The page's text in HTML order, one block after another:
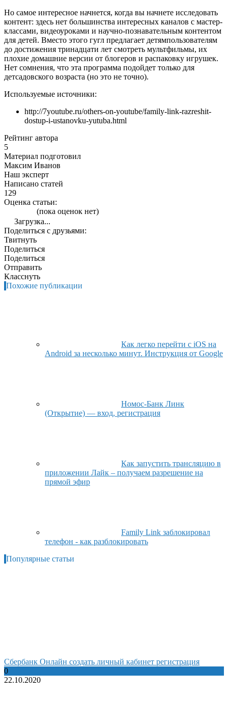
Но самое интересное начнется, когда вы начнете исследовать
контент: здесь нет большинства интересных каналов с мастер-
классами, видеоуроками и научно-познавательным контентом
для детей. Вместо этого гугл предлагает детямпользователям
до достижения тринадцати лет смотреть мультфильмы, их
плохие домашние версии от блогеров и распаковку игрушек.
Нет сомнения, что эта программа подойдет только для
детсадовского возраста (но это не точно).
Используемые источники:
http://7youtube.ru/others-on-youtube/family-link-razreshit-
dostup-i-ustanovku-yutuba.html
Рейтинг автора
5
Материал подготовил
Максим Иванов
Наш эксперт
Написано статей
129
Оценка статьи:
(пока оценок нет)
Загрузка...
Поделиться с друзьями:
Твитнуть
Поделиться
Поделиться
Отправить
Класснуть
Похожие публикации
Как легко перейти с iOS на
Android за несколько минут. Инструкция от Google
Номос-Банк Линк
(Открытие) — вход, регистрация
Как запустить трансляцию в
приложении Лайк – получаем разрешение на
прямой эфир
Family Link заблокировал
телефон - как разблокировать
Популярные статьи
Сбербанк Онлайн создать личный кабинет регистрация
0
22.10.2020